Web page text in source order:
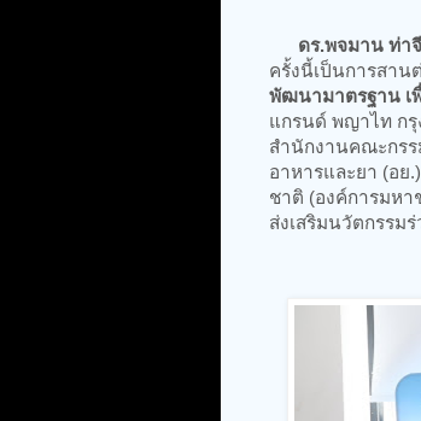
ดร.พจมาน ท่า
ครั้งนี้เป็นการสาน
พัฒนามาตรฐาน เ
แกรนด์ พญาไท ก
สำนักงานคณะกรร
อาหารและยา (อ
ชาติ (องค์การมห
ส่งเสริมนวัตกรรม